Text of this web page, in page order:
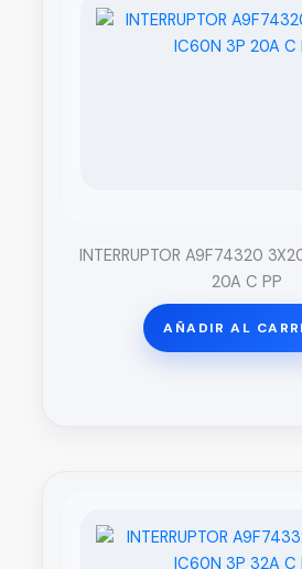
INTERRUPTOR A9F74320
20A C PP
AÑADIR AL